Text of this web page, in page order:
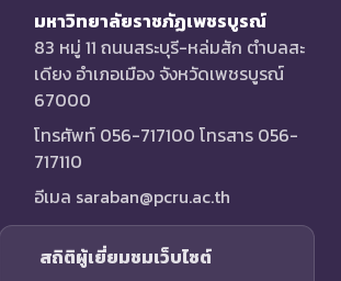
มหาวิทยาลัยราชภัฏเพชรบูรณ์
83 หมู่ 11 ถนนสระบุรี-หล่มสัก ตำบลสะ
เดียง อำเภอเมือง จังหวัดเพชรบูรณ์
67000
โทรศัพท์ 056-717100 โทรสาร 056-
717110
อีเมล saraban@pcru.ac.th
สถิติผู้เยี่ยมชมเว็บไซต์